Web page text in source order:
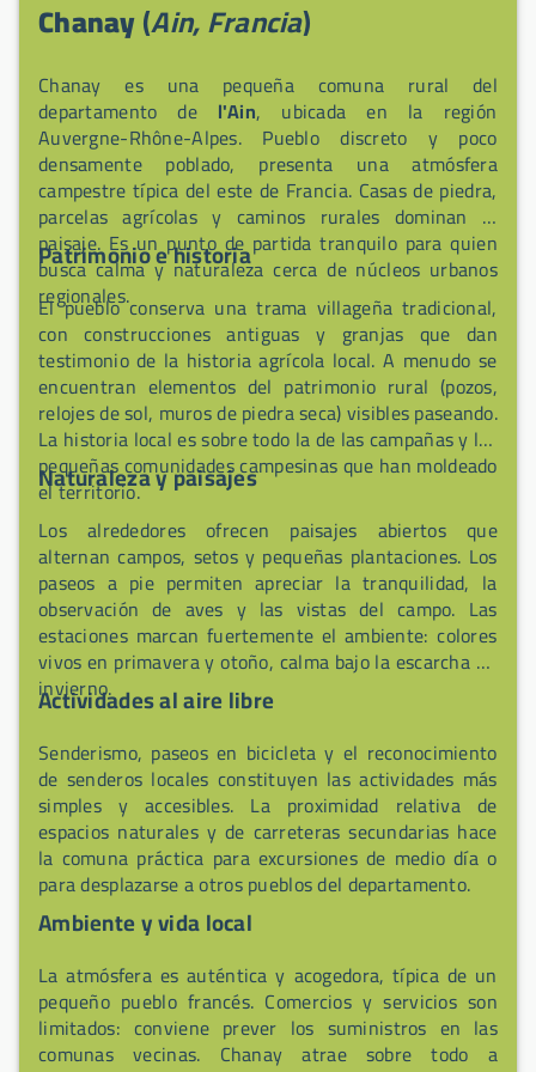
Chanay(Ain, Francia)
Chanay es una pequeña comuna rural del
departamento de l'Ain, ubicada en la región
Auvergne-Rhône-Alpes. Pueblo discreto y poco
densamente poblado, presenta una atmósfera
campestre típica del este de Francia. Casas de piedra,
parcelas agrícolas y caminos rurales dominan el
paisaje. Es un punto de partida tranquilo para quien
busca calma y naturaleza cerca de núcleos urbanos
regionales.
Patrimonio e historia
El pueblo conserva una trama villageña tradicional,
con construcciones antiguas y granjas que dan
testimonio de la historia agrícola local. A menudo se
encuentran elementos del patrimonio rural (pozos,
relojes de sol, muros de piedra seca) visibles paseando.
La historia local es sobre todo la de las campañas y las
pequeñas comunidades campesinas que han moldeado
el territorio.
Naturaleza y paisajes
Los alrededores ofrecen paisajes abiertos que
alternan campos, setos y pequeñas plantaciones. Los
paseos a pie permiten apreciar la tranquilidad, la
observación de aves y las vistas del campo. Las
estaciones marcan fuertemente el ambiente: colores
vivos en primavera y otoño, calma bajo la escarcha en
invierno.
Actividades al aire libre
Senderismo, paseos en bicicleta y el reconocimiento
de senderos locales constituyen las actividades más
simples y accesibles. La proximidad relativa de
espacios naturales y de carreteras secundarias hace
la comuna práctica para excursiones de medio día o
para desplazarse a otros pueblos del departamento.
Ambiente y vida local
La atmósfera es auténtica y acogedora, típica de un
pequeño pueblo francés. Comercios y servicios son
limitados: conviene prever los suministros en las
comunas vecinas. Chanay atrae sobre todo a